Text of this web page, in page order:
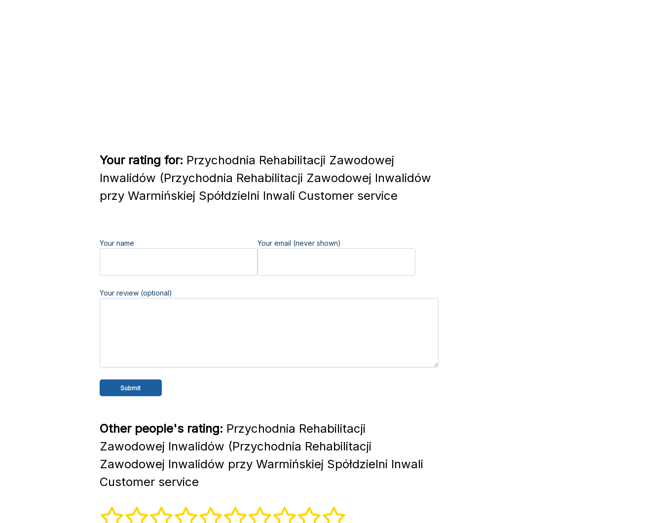
Your rating for: Przychodnia Rehabilitacji Zawodowej
Inwalidów (Przychodnia Rehabilitacji Zawodowej Inwalidów
przy Warmińskiej Spółdzielni Inwali Customer service
Your name Your email (never shown)
Your review (optional)
Other people's rating: Przychodnia Rehabilitacji
Zawodowej Inwalidów (Przychodnia Rehabilitacji
Zawodowej Inwalidów przy Warmińskiej Spółdzielni Inwali
Customer service